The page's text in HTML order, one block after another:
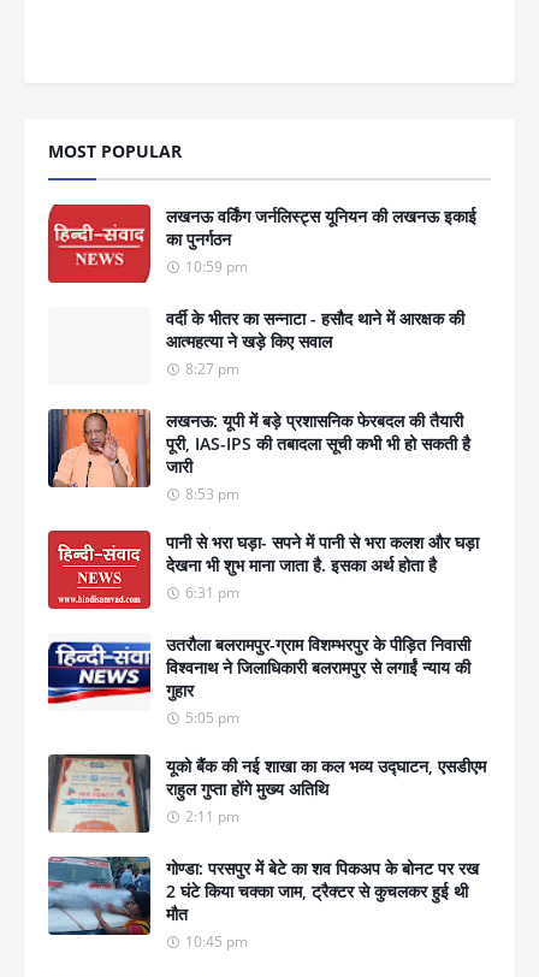
MOST POPULAR
लखनऊ वर्किंग जर्नलिस्ट्स यूनियन की लखनऊ इकाई
का पुनर्गठन
10:59 pm
वर्दी के भीतर का सन्नाटा - हसौद थाने में आरक्षक की
आत्महत्या ने खड़े किए सवाल
8:27 pm
लखनऊ: यूपी में बड़े प्रशासनिक फेरबदल की तैयारी
पूरी, IAS-IPS की तबादला सूची कभी भी हो सकती है
जारी
8:53 pm
पानी से भरा घड़ा- सपने में पानी से भरा कलश और घड़ा
देखना भी शुभ माना जाता है. इसका अर्थ होता है
6:31 pm
उतरौला बलरामपुर-ग्राम विशम्भरपुर के पीड़ित निवासी
विश्वनाथ ने जिलाधिकारी बलरामपुर से लगाईं न्याय की
गुहार
5:05 pm
यूको बैंक की नई शाखा का कल भव्य उद्घाटन, एसडीएम
राहुल गुप्ता होंगे मुख्य अतिथि
2:11 pm
गोण्डा: परसपुर में बेटे का शव पिकअप के बोनट पर रख
2 घंटे किया चक्का जाम, ट्रैक्टर से कुचलकर हुई थी
मौत
10:45 pm